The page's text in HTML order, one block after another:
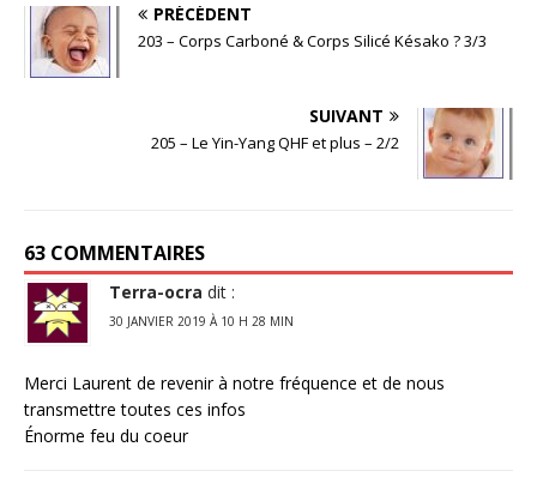
PRÉCÉDENT
203 – Corps Carboné & Corps Silicé Késako ? 3/3
SUIVANT
205 – Le Yin-Yang QHF et plus – 2/2
63 COMMENTAIRES
Terra-ocra dit :
30 JANVIER 2019 À 10 H 28 MIN
Merci Laurent de revenir à notre fréquence et de nous
transmettre toutes ces infos
Énorme feu du coeur